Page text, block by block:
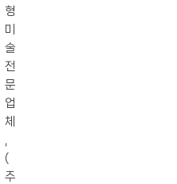
형
미
술
전
문
업
체
(
주